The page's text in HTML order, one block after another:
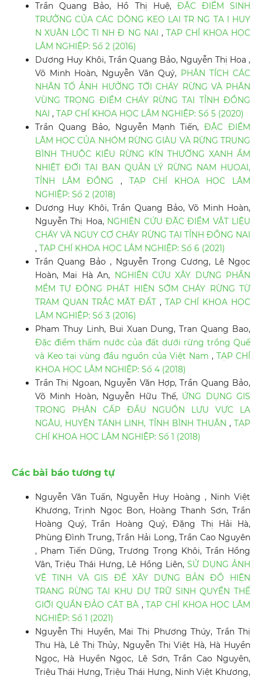
Trần Quang Bảo, Hồ Thị Huệ, ĐẶC ĐIỂM SINH
TRƯỞNG CỦA CÁC DÒNG KEO LAI TR NG TA I HUY
N XUÂN LỘC TI NH Đ NG NAI , TẠP CHÍ KHOA HỌC
LÂM NGHIỆP: Số 2 (2016)
Dương Huy Khôi, Trần Quang Bảo, Nguyễn Thị Hoa ,
Võ Minh Hoàn, Nguyễn Văn Quý, PHÂN TÍCH CÁC
NHÂN TỐ ẢNH HƯỞNG TỚI CHÁY RỪNG VÀ PHÂN
VÙNG TRỌNG ĐIỂM CHÁY RỪNG TẠI TỈNH ĐỒNG
NAI , TẠP CHÍ KHOA HỌC LÂM NGHIỆP: Số 5 (2020)
Trần Quang Bảo, Nguyễn Mạnh Tiến,ĐẶC ĐIỂM
LÂM HỌC CỦA NHÓM RỪNG GIÀU VÀ RỪNG TRUNG
BÌNH THUỘC KIỂU RỪNG KÍN THƯỜNG XANH ẨM
NHIỆT ĐỚI TẠI BAN QUẢN LÝ RỪNG NAM HUOAI,
TỈNH LÂM ĐỒNG,TẠP CHÍ KHOA HỌC LÂM
NGHIỆP: Số 2 (2018)
Dương Huy Khôi, Trần Quang Bảo, Võ Minh Hoàn,
Nguyễn Thị Hoa, NGHIÊN CỨU ĐẶC ĐIỂM VẬT LIỆU
CHÁY VÀ NGUY CƠ CHÁY RỪNG TẠI TỈNH ĐỒNG NAI
, TẠP CHÍ KHOA HỌC LÂM NGHIỆP: Số 6 (2021)
Trần Quang Bảo , Nguyễn Trọng Cương, Lê Ngọc
Hoàn, Mai Hà An, NGHIÊN CỨU XÂY DỰNG PHẦN
MỀM TỰ ĐỘNG PHÁT HIỆN SỚM CHÁY RỪNG TỪ
TRẠM QUAN TRẮC MẶT ĐẤT , TẠP CHÍ KHOA HỌC
LÂM NGHIỆP: Số 3 (2016)
Pham Thuy Linh, Bui Xuan Dung, Tran Quang Bao,
Đặc điểm thấm nước của đất dưới rừng trồng Quế
và Keo tại vùng đầu nguồn của Việt Nam , TẠP CHÍ
KHOA HỌC LÂM NGHIỆP: Số 4 (2018)
Trần Thị Ngoan, Nguyễn Văn Hợp, Trần Quang Bảo,
Võ Minh Hoàn, Nguyễn Hữu Thế, ỨNG DỤNG GIS
TRONG PHÂN CẤP ĐẦU NGUỒN LƯU VỰC LA
NGÂU, HUYỆN TÁNH LINH, TỈNH BÌNH THUẬN ,TẠP
CHÍ KHOA HỌC LÂM NGHIỆP: Số 1 (2018)
Các bài báo tương tự
Nguyễn Văn Tuấn, Nguyễn Huy Hoàng , Ninh Việt
Khương, Trịnh Ngọc Bon, Hoàng Thanh Sơn, Trần
Hoàng Quý, Trần Hoàng Quý, Đặng Thị Hải Hà,
Phùng Đình Trung, Trần Hải Long, Trần Cao Nguyên
, Phạm Tiến Dũng, Trương Trọng Khôi, Trần Hồng
Vân, Triệu Thái Hưng, Lê Hồng Liên,SỬ DỤNG ẢNH
VỆ TINH VÀ GIS ĐỂ XÂY DỰNG BẢN ĐỒ HIỆN
TRẠNG RỪNG TẠI KHU DỰ TRỮ SINH QUYỂN THẾ
GIỚI QUẦN ĐẢO CÁT BÀ ,TẠP CHÍ KHOA HỌC LÂM
NGHIỆP: Số 1 (2021)
Nguyễn Thị Huyền, Mai Thị Phương Thúy, Trần Thị
Thu Hà, Lê Thị Thủy, Nguyễn Thị Việt Hà, Hà Huyền
Ngọc, Hà Huyền Ngọc, Lê Sơn, Trần Cao Nguyên,
Triệu Thái Hưng, Triệu Thái Hưng, Ninh Việt Khương,